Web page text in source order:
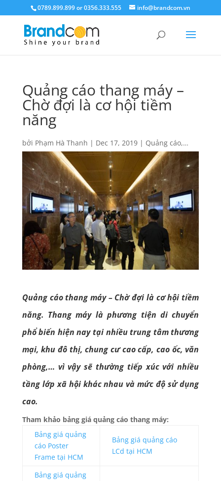
0789.899.899 or 0356.333.555 info@brandcom.vn
Quảng cáo thang máy –
Chờ đợi là cơ hội tiềm
năng
bởi Phạm Hà Thanh | Dec 17, 2019| Quảng cáo,
Quảng cáo Outdoor,Responsive
Quảng cáo thang máy– Chờ đợi là cơ hội tiềm
năng. Thang máy là phương tiện di chuyển
phổ biến hiện nay tại nhiều trung tâm thương
mại, khu đô thị, chung cư cao cấp, cao ốc, văn
phòng,… vì vậy sẽ thường tiếp xúc với nhiều
tầng lớp xã hội khác nhau và mức độ sử dụng
cao.
Tham khảo bảng giá quảng cáo thang máy:
Bảng giá quảng
cáo Poster
Frame tại HCM
Bảng giá quảng cáo
LCd tại HCM
Bảng giá quảng